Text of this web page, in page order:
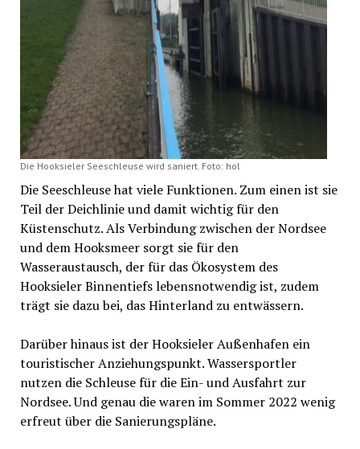
Die Hooksieler Seeschleuse wird saniert. Foto: hol
Die Seeschleuse hat viele Funktionen. Zum einen ist sie
Teil der Deichlinie und damit wichtig für den
Küstenschutz. Als Verbindung zwischen der Nordsee
und dem Hooksmeer sorgt sie für den
Wasseraustausch, der für das Ökosystem des
Hooksieler Binnentiefs lebensnotwendig ist, zudem
trägt sie dazu bei, das Hinterland zu entwässern.
Darüber hinaus ist der Hooksieler Außenhafen ein
touristischer Anziehungspunkt. Wassersportler
nutzen die Schleuse für die Ein- und Ausfahrt zur
Nordsee. Und genau die waren im Sommer 2022 wenig
erfreut über die Sanierungspläne.